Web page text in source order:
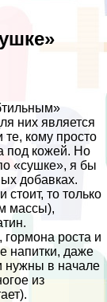
них является
кому просто
под кожей. Но
«сушке», я бы
добавках.
то только
массы),
роста и
напитки, даже
нужны в начале
из